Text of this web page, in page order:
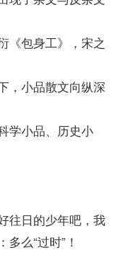
包身工》，宋之
小品散文向纵深
小品、历史小
日的少年吧，我
么“过时”！